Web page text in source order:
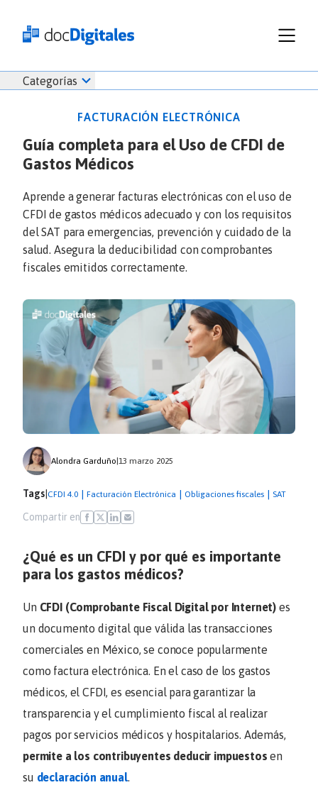
Empresas
Prueba Gratis
Iniciar Sesión
Ventas 686 520 0479
Iniciar
sesión
Línea
docDigitales
Categorías
Inicio
Nómina
Emprendimiento
Noticias
Comunicados
FACTURACIÓN ELECTRÓNICA
Guía completa para el Uso de CFDI de
Gastos Médicos
Aprende a generar facturas electrónicas con el uso de
CFDI de gastos médicos adecuado y con los requisitos
del SAT para emergencias, prevención y cuidado de la
salud. Asegura la deducibilidad con comprobantes
fiscales emitidos correctamente.
Alondra Garduño 13 marzo 2025
Tags CFDI 4.0 | Facturación Electrónica | Obligaciones fiscales | SAT
Compartir en
¿Qué es un CFDI y por qué es importante
para los gastos médicos?
Un CFDI (Comprobante Fiscal Digital por Internet) es
un documento digital que válida las transacciones
comerciales en México, se conoce popularmente
como factura electrónica. En el caso de los gastos
médicos, el CFDI, es esencial para garantizar la
transparencia y el cumplimiento fiscal al realizar
pagos por servicios médicos y hospitalarios. Además,
permite a los contribuyentes deducir impuestosen
su declaración anual.